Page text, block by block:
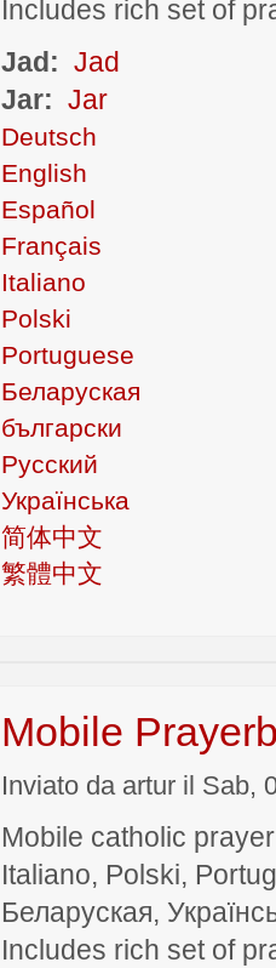
Includes rich set of
Jad: Jad
Jar: Jar
Deutsch
English
Español
Français
Italiano
Polski
Portuguese
Беларуская
български
Русский
Українська
简体中文
繁體中文
Mobile
Inviato da artur il Sab,
Mobile catholic
Italiano, Polski,
Беларуская,
Includes rich set of